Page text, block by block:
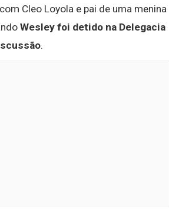
Cleo Loyola e pai de uma menina
Wesley foi detido na Delegacia
.